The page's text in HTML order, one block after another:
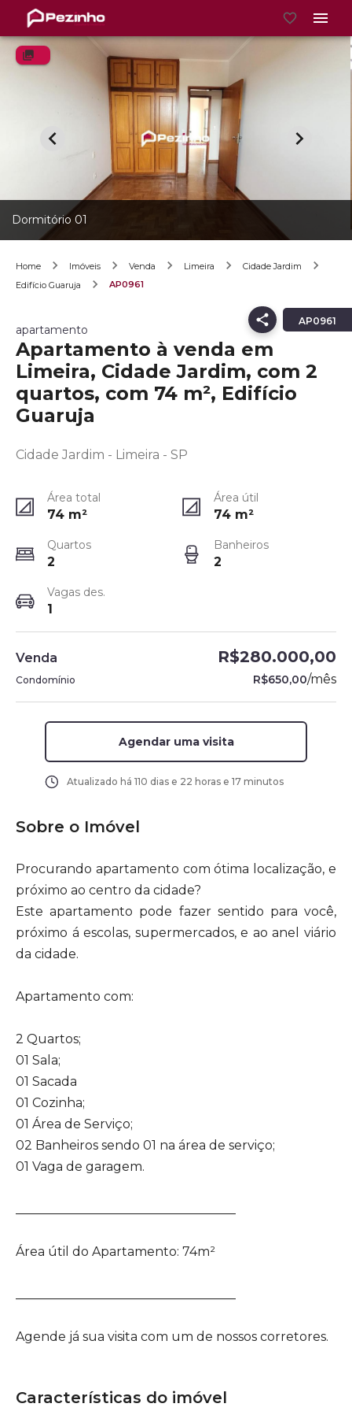
Dormitório 01
Home Imóveis Venda Limeira
Cidade Jardim
Edifício Guaruja
AP0961
AP0961
apartamento
Apartamento à venda em
Limeira, Cidade Jardim, com 2
quartos, com 74 m², Edifício
Guaruja
Cidade Jardim - Limeira - SP
Área total
74 m²
Área útil
74 m²
Quartos
2
Banheiros
2
Vagas des.
1
Venda R$280.000,00
Condomínio R$650,00/mês
Agendar uma visita
Atualizado há 110 dias e 22 horas e 17 minutos
Sobre o Imóvel
Procurando apartamento com ótima localização, e
próximo ao centro da cidade?
Este apartamento pode fazer sentido para você,
próximo á escolas, supermercados, e ao anel viário
da cidade.
Apartamento com:
2 Quartos;
01 Sala;
01 Sacada
01 Cozinha;
01 Área de Serviço;
02 Banheiros sendo 01 na área de serviço;
01 Vaga de garagem.
Área útil do Apartamento: 74m²
Agende já sua visita com um de nossos corretores.
Características do imóvel